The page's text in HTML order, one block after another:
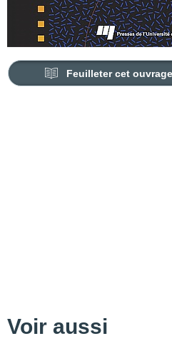
Feuilleter cet ouvrage
Voir aussi